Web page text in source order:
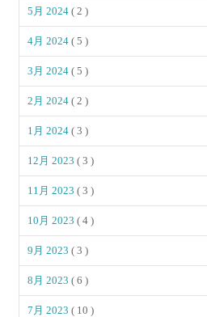
5月 2024( 2 )
4月 2024( 5 )
3月 2024( 5 )
2月 2024( 2 )
1月 2024( 3 )
12月 2023( 3 )
11月 2023( 3 )
10月 2023( 4 )
9月 2023( 3 )
8月 2023( 6 )
7月 2023( 10 )